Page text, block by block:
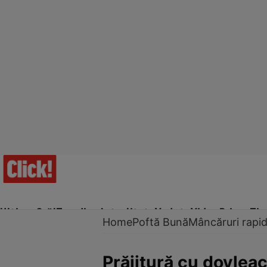
Ultima Oră!Trending Actualitate Vedete Video Prime Time
HomePoftă BunăMâncăruri
Prăjitură cu dovleac